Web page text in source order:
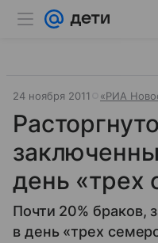
24 ноября 2011 «РИА
день «трех
Почти 20% браков,
в день «трех